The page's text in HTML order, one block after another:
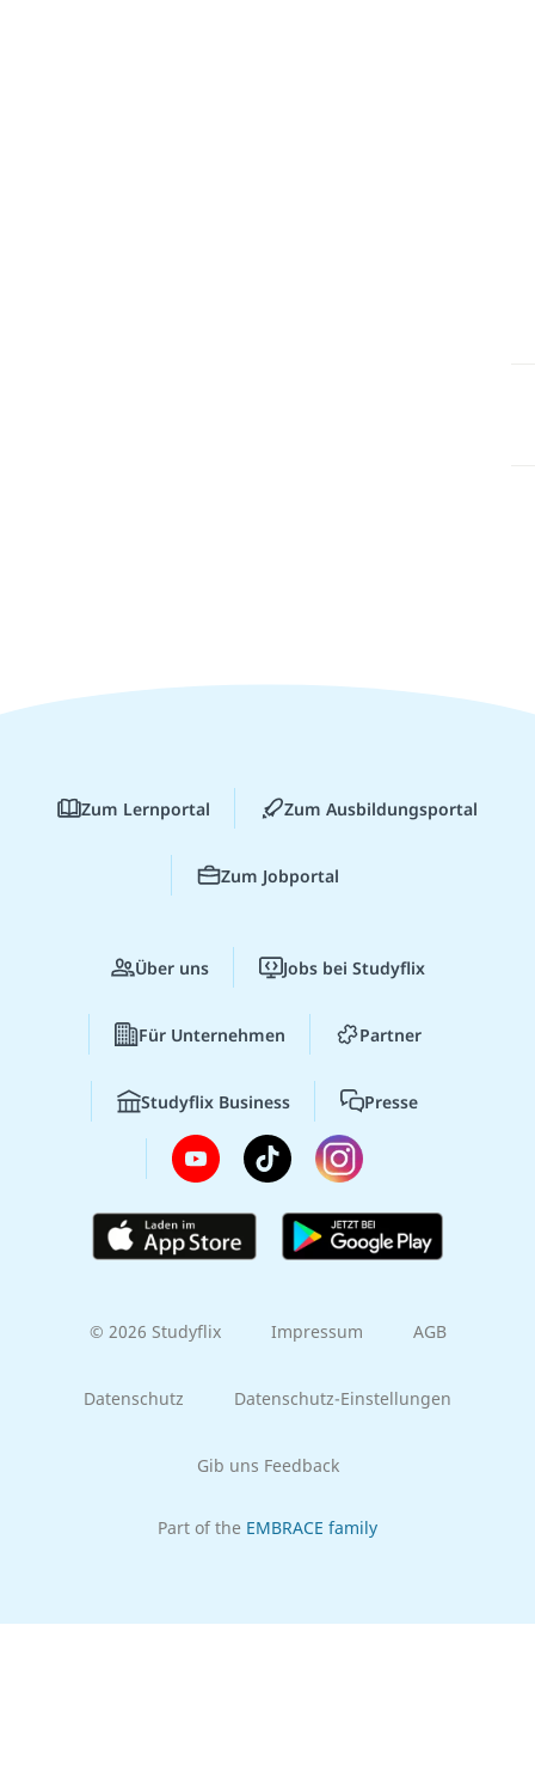
Zum Lernportal Zum Ausbildungsportal
Zum Jobportal
Über uns Jobs bei Studyflix
Für Unternehmen Partner
Studyflix Business Presse
© 2026 Studyflix Impressum AGB
Datenschutz Datenschutz-Einstellungen
Gib uns Feedback
Part of the EMBRACE family